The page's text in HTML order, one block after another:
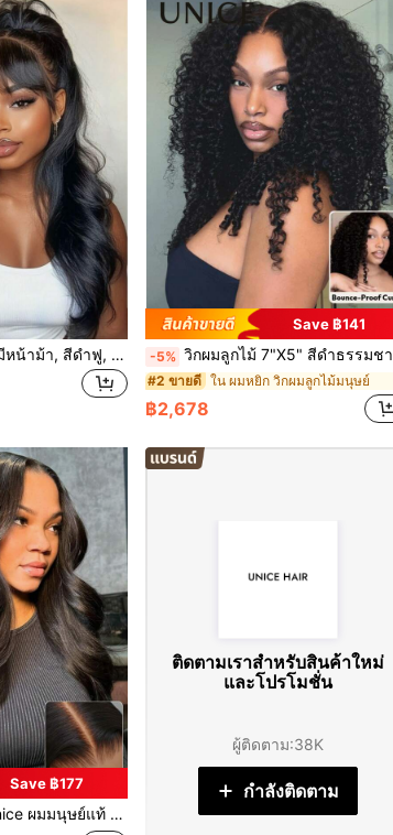
วิกผมผู้หญิง UNICE มีหน้าม้า, สีดำฟู, ตัดล่วงหน้า ฟอกล่วงหน้า ถอนล่วงหน้า, วิกผมหน้าลูกไม้ 7x5, วิกผมหยักศกธรรมชาติฟู, สวมใส่ได้ทันที, ไม่ต้องใช้กาว, วิกผมลูกไม้ปิด
Save ฿141
-5% วิกผมลูกไม้ 7"X5" สีดำธรรมชาติ ลอนเกลียว ซักได้ ไม่พันกัน ปลายผมลอนนิ้ว ผมคนจริง 100% ใส่ได้ทันที เงางามสำหรับวันหยุดฤดูร้อน ลูกไม้ใสตัดล่วงหน้า ถอนล่วงหน้า ฟอกล่วงหน้า วิกผม Unice
#2 ขายดี ใน ผมหยิก วิกผมลูกไม้มนุษย์
฿2,678
Save ฿177
จริงจากหูถึงหู ลูกไม้พอดีขึ้น วิกผมหน้าตัดล่วงหน้า ฟอกสีล่วงหน้า ถอนล่วงหน้า พร้อมสวมใส่
ติดตามเราสำหรับสินค้าใหม่
และโปรโมชั่น
ผู้ติดตาม:38K
กำลังติดตาม